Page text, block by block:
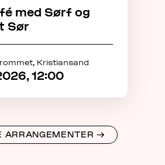
med Sørf og
Sør
Kristiansand
12:00
ARRANGEMENTER →